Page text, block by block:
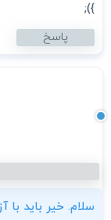
});
پاسخ
سلام. خیر باید